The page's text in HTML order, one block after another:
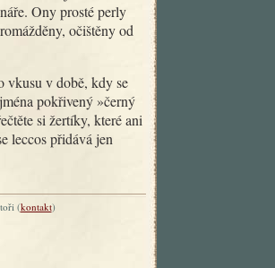
Ony prosté perly
očištěny od
pokřivený »černý
si žertíky, které ani
leccos přidává jen
(kontakt)